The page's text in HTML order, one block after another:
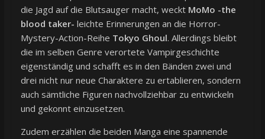
die Jagd auf die Blutsauger macht, weckt MoMo -the
blood taker- leichte Erinnerungen an die Horror-
Mystery-Action-Reihe Tokyo Ghoul. Allerdings bleibt
die im selben Genre verortete Vampirgeschichte
eigenständig und schafft es in den Bänden zwei und
drei nicht nur neue Charaktere zu ertablieren, sondern
auch sämtliche Figuren nachvollziehbar zu entwickeln
und gekonnt einzusetzen.
Zudem erzählen die beiden Manga eine spannende